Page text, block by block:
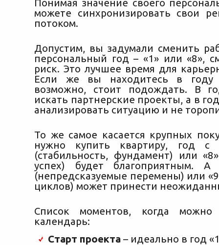
Понимая значение своего
можете синхронизировать свои
потоком.
Допустим, вы задумали сменить
персональный год – «1» или «8»,
риск. Это лучшее время для
Если же вы находитесь в году
возможно, стоит подождать. В
искать партнерские проекты, а в
анализировать ситуацию и не
То же самое касается крупных
нужно купить квартиру, год с
(стабильность, фундамент) или
успех) будет благоприятным.
(непредсказуемые перемены) или
циклов) может принести
Список моментов, когда можно
календарь:
Старт проекта– идеально в год